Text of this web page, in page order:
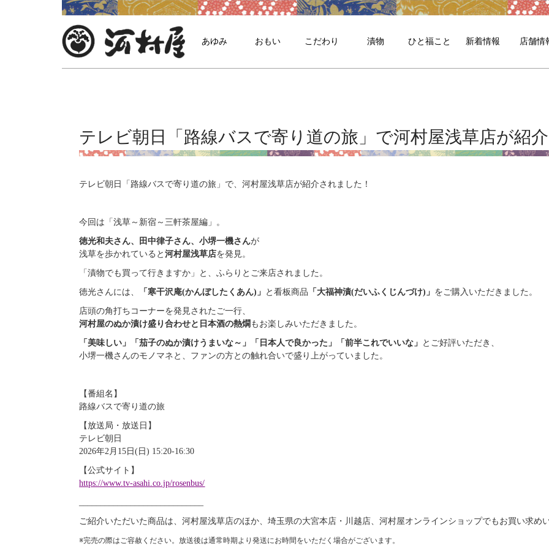
あゆみ おもい こだわり 漬物 ひと福こと 新着情報 店舗情
テレビ朝日「路線バスで寄り道の旅」で河村屋浅草店が紹
テレビ朝日「路線バスで寄り道の旅」で、河村屋浅草店が紹介されました！
今回は「浅草～新宿～三軒茶屋編」。
徳光和夫さん、田中律子さん、小堺一機さんが
浅草を歩かれていると河村屋浅草店を発見。
「漬物でも買って行きますか」と、ふらりとご来店されました。
徳光さんには、 「寒干沢庵(かんぼしたくあん)」 と看板商品 「大福神漬(だいふくじんづけ)」 をご購入いただきました。
店頭の角打ちコーナーを発見されたご一行、
河村屋のぬか漬け盛り合わせと日本酒の熱燗 もお楽しみいただきました。
「美味しい」「茄子のぬか漬けうまいな～」「日本人で良かった」「前半これでいいな」 とご好評いただき、
小堺一機さんのモノマネと、ファンの方との触れ合いで盛り上がっていました。
【番組名】
路線バスで寄り道の旅
【放送局・放送日】
テレビ朝日
2026年2月15日(日) 15:20-16:30
【公式サイト】
https://www.tv-asahi.co.jp/rosenbus/
ご紹介いただいた商品は、河村屋浅草店のほか、埼玉県の大宮本店・川越店、河村屋オンラインショップでもお買い求め
※完売の際はご容赦ください。放送後は通常時期より発送にお時間をいただく場合がございます。